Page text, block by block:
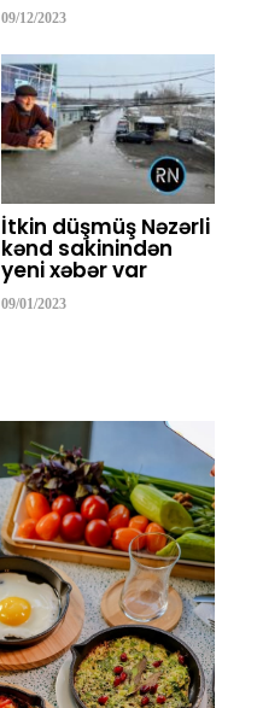
09/12/2023
İtkin düşmüş Nəzərli
kənd sakinindən
yeni xəbər var
09/01/2023